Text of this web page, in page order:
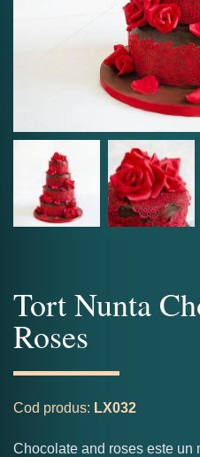
Tort Nunta
Roses
Cod produs: LX032
Chocolate and roses este un